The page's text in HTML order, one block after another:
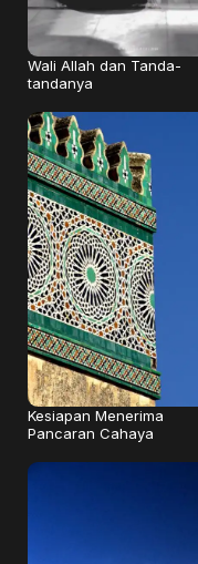
Wali Allah dan Tanda-
tandanya
Kesiapan Menerima
Pancaran Cahaya